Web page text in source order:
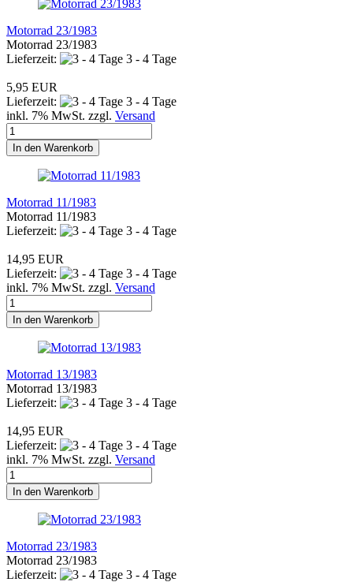
Motorrad 23/1983
Motorrad 23/1983
Lieferzeit:
3 - 4 Tage
5,95 EUR
Lieferzeit:
3 - 4 Tage
inkl. 7% MwSt. zzgl. Versand
In den Warenkorb
Motorrad 11/1983
Motorrad 11/1983
Lieferzeit:
3 - 4 Tage
14,95 EUR
Lieferzeit:
3 - 4 Tage
inkl. 7% MwSt. zzgl. Versand
In den Warenkorb
Motorrad 13/1983
Motorrad 13/1983
Lieferzeit:
3 - 4 Tage
14,95 EUR
Lieferzeit:
3 - 4 Tage
inkl. 7% MwSt. zzgl. Versand
In den Warenkorb
Motorrad 23/1983
Motorrad 23/1983
Lieferzeit:
3 - 4 Tage